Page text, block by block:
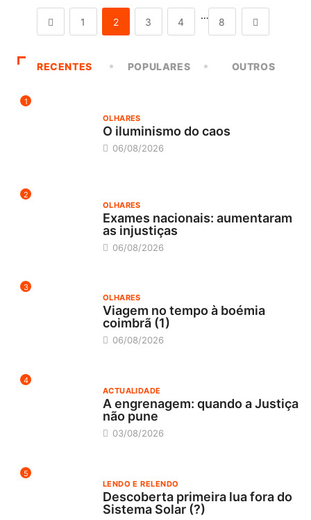
1 2 3 4
…
8
RECENTES POPULARES OUTROS
1
OLHARES
O iluminismo do caos
06/08/2026
2
OLHARES
Exames nacionais: aumentaram
as injustiças
06/08/2026
3
OLHARES
Viagem no tempo à boémia
coimbrã (1)
06/08/2026
4
ACTUALIDADE
A engrenagem: quando a Justiça
não pune
03/08/2026
5
LENDO E RELENDO
Descoberta primeira lua fora do
Sistema Solar (?)